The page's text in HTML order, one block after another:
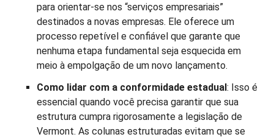
para orientar-se nos “serviços empresariais”
destinados a novas empresas. Ele oferece um
processo repetível e confiável que garante que
nenhuma etapa fundamental seja esquecida em
meio à empolgação de um novo lançamento.
Como lidar com a conformidade estadual: Isso é
essencial quando você precisa garantir que sua
estrutura cumpra rigorosamente a legislação de
Vermont. As colunas estruturadas evitam que se